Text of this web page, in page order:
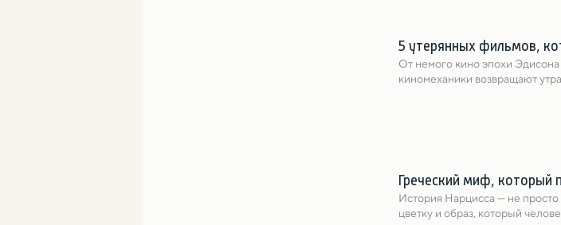
5 утерянных фильмов,
От немого кино эпохи
киномеханики возвращают
Греческий миф, который
История Нарциссa — не
цветку и образ, который